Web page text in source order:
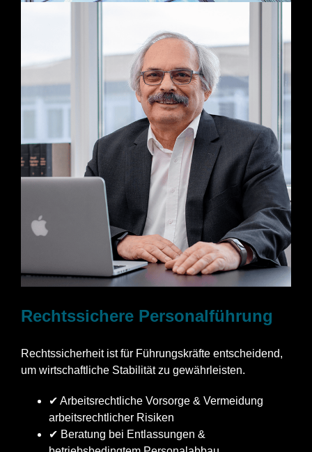
Rechtssichere Personalführung
Rechtssicherheit ist für Führungskräfte entscheidend,
um wirtschaftliche Stabilität zu gewährleisten.
✔ Arbeitsrechtliche Vorsorge & Vermeidung
arbeitsrechtlicher Risiken
✔ Beratung bei Entlassungen &